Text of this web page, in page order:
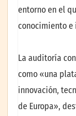
entorno en el
conocimiento
La auditoría
como «una
innovación,
de Europa»,